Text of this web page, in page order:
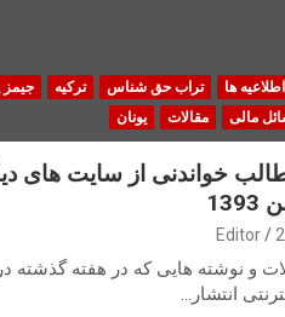
اطلاعیه ها تراب حق شناس ترکیه
جیمز
مالی مقالات یونان
Editor
و نوشته هایی که در هفته گذشته
انتشار…